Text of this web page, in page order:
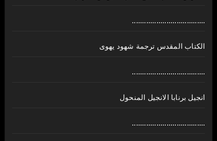
....................................
الكتاب المقدس ترجمة شهود يهوى
....................................
انجيل برنابا الانجيل المنحول
....................................